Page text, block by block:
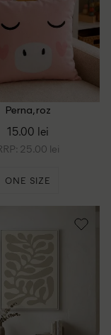
Perna, roz
15.00 lei
25.00 lei
ONE SIZE